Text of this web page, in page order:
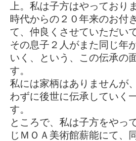
上。私は子方はやってお
時代からの２０年来のお付
て、仲良くさせていただい
その息子２人がまた同じ年
いく、という、この伝承の
す。
私には家柄はありませんが
わずに後世に伝承していく
す。
ところで、私は子方をやっ
じＭＯＡ美術館薪能にて、